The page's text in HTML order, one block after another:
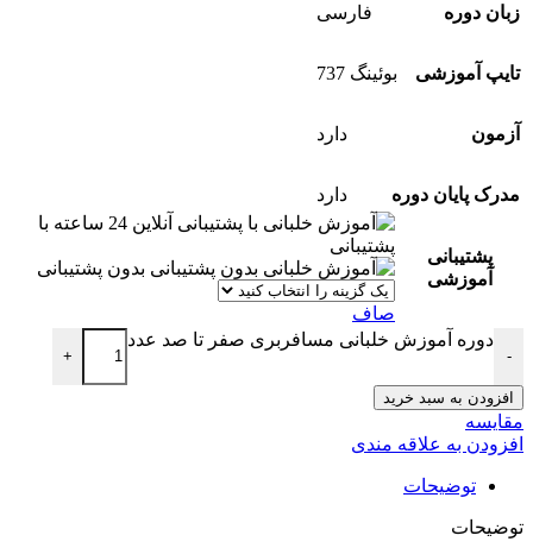
زبان دوره فارسی
تایپ آموزشی بوئینگ 737
آزمون دارد
مدرک پایان دوره دارد
پشتیبانی
آموزشی
با
پشتیبانی
بدون پشتیبانی
صاف
-
دوره آموزش خلبانی مسافربری صفر تا صد عدد
+
افزودن به سبد خرید
مقایسه
افزودن به علاقه مندی
توضیحات
توضیحات